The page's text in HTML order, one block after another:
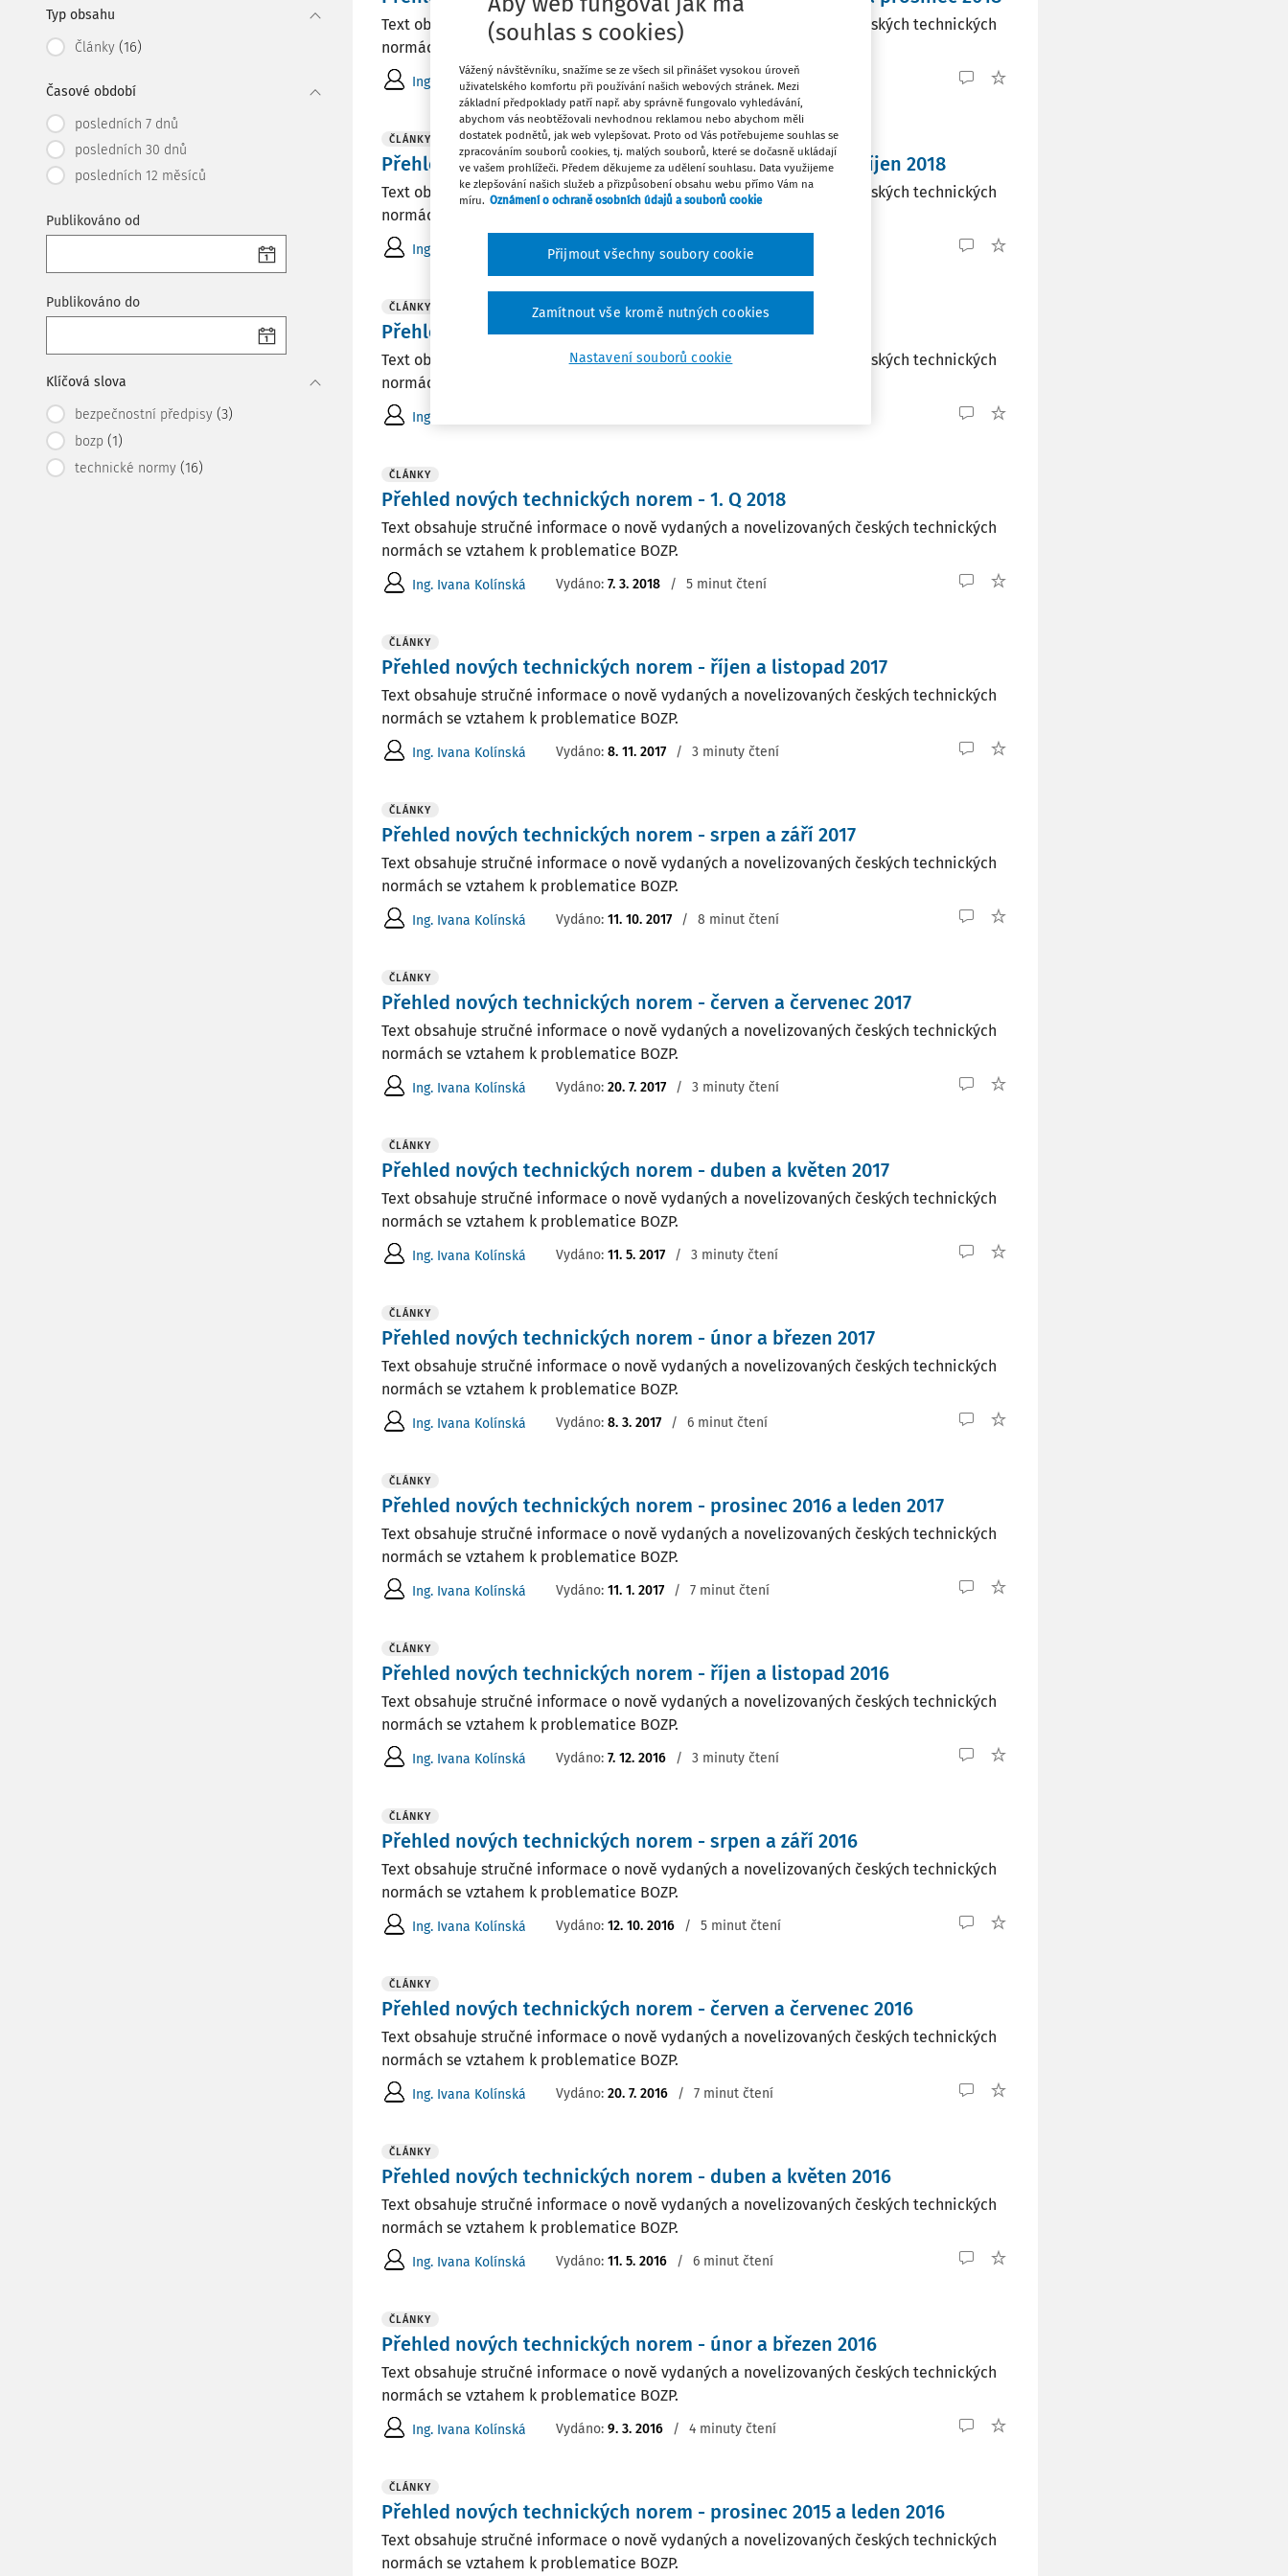
Typ obsahu
Články (16)
Časové období
posledních 7 dnů
posledních 30 dnů
posledních 12 měsíců
Publikováno od
Publikováno do
Klíčová slova
bezpečnostní předpisy (3)
bozp (1)
technické normy (16)
Text obsahuje stručné informace o nově vydaných a novelizovaných českých technických
normách se vztahem k problematice BOZP.
Ing. Ivana Kolínská Vydáno:10. 12. 2018 / 7 minut čtení
ČLÁNKY
Přehled nových českých technických norem červenec-říjen 2018
Text obsahuje stručné informace o nově vydaných a novelizovaných českých technických
normách se vztahem k problematice BOZP.
Ing. Ivana Kolínská Vydáno:10. 10. 2018 / 8 minut čtení
ČLÁNKY
Přehled nových technických norem - 2.Q 2018
Text obsahuje stručné informace o nově vydaných a novelizovaných českých technických
normách se vztahem k problematice BOZP.
Ing. Ivana Kolínská
ČLÁNKY
Přehled nových technických norem - 1. Q 2018
Text obsahuje stručné informace o nově vydaných a novelizovaných českých technických
normách se vztahem k problematice BOZP.
Ing. Ivana Kolínská Vydáno: 7. 3. 2018 / 5 minut čtení
ČLÁNKY
Přehled nových technických norem - říjen a listopad 2017
Text obsahuje stručné informace o nově vydaných a novelizovaných českých technických
normách se vztahem k problematice BOZP.
Ing. Ivana Kolínská Vydáno: 8. 11. 2017 / 3 minuty čtení
ČLÁNKY
Přehled nových technických norem - srpen a září 2017
Text obsahuje stručné informace o nově vydaných a novelizovaných českých technických
normách se vztahem k problematice BOZP.
Ing. Ivana Kolínská Vydáno: 11. 10. 2017 / 8 minut čtení
ČLÁNKY
Přehled nových technických norem - červen a červenec 2017
Text obsahuje stručné informace o nově vydaných a novelizovaných českých technických
normách se vztahem k problematice BOZP.
Ing. Ivana Kolínská Vydáno: 20. 7. 2017 / 3 minuty čtení
ČLÁNKY
Přehled nových technických norem - duben a květen 2017
Text obsahuje stručné informace o nově vydaných a novelizovaných českých technických
normách se vztahem k problematice BOZP.
Ing. Ivana Kolínská Vydáno: 11. 5. 2017 / 3 minuty čtení
ČLÁNKY
Přehled nových technických norem - únor a březen 2017
Text obsahuje stručné informace o nově vydaných a novelizovaných českých technických
normách se vztahem k problematice BOZP.
Ing. Ivana Kolínská Vydáno: 8. 3. 2017 / 6 minut čtení
ČLÁNKY
Přehled nových technických norem - prosinec 2016 a leden 2017
Text obsahuje stručné informace o nově vydaných a novelizovaných českých technických
normách se vztahem k problematice BOZP.
Ing. Ivana Kolínská Vydáno: 11. 1. 2017 / 7 minut čtení
ČLÁNKY
Přehled nových technických norem - říjen a listopad 2016
Text obsahuje stručné informace o nově vydaných a novelizovaných českých technických
normách se vztahem k problematice BOZP.
Ing. Ivana Kolínská Vydáno: 7. 12. 2016 / 3 minuty čtení
ČLÁNKY
Přehled nových technických norem - srpen a září 2016
Text obsahuje stručné informace o nově vydaných a novelizovaných českých technických
normách se vztahem k problematice BOZP.
Ing. Ivana Kolínská Vydáno: 12. 10. 2016 / 5 minut čtení
ČLÁNKY
Přehled nových technických norem - červen a červenec 2016
Text obsahuje stručné informace o nově vydaných a novelizovaných českých technických
normách se vztahem k problematice BOZP.
Ing. Ivana Kolínská Vydáno: 20. 7. 2016 / 7 minut čtení
ČLÁNKY
Přehled nových technických norem - duben a květen 2016
Text obsahuje stručné informace o nově vydaných a novelizovaných českých technických
normách se vztahem k problematice BOZP.
Ing. Ivana Kolínská Vydáno: 11. 5. 2016 / 6 minut čtení
ČLÁNKY
Přehled nových technických norem - únor a březen 2016
Text obsahuje stručné informace o nově vydaných a novelizovaných českých technických
normách se vztahem k problematice BOZP.
Ing. Ivana Kolínská Vydáno: 9. 3. 2016 / 4 minuty čtení
ČLÁNKY
Přehled nových technických norem - prosinec 2015 a leden 2016
Text obsahuje stručné informace o nově vydaných a novelizovaných českých technických
normách se vztahem k problematice BOZP.
(souhlas s cookies)
Vážený návštěvníku, snažíme se ze všech sil přinášet vysokou úroveň
uživatelského komfortu při používání našich webových stránek. Mezi
základní předpoklady patří např. aby správně fungovalo vyhledávání,
abychom vás neobtěžovali nevhodnou reklamou nebo abychom měli
dostatek podnětů, jak web vylepšovat. Proto od Vás potřebujeme souhlas se
zpracováním souborů cookies, tj. malých souborů, které se dočasně ukládají
ve vašem prohlížeči. Předem děkujeme za udělení souhlasu. Data využijeme
ke zlepšování našich služeb a přizpůsobení obsahu webu přímo Vám na
míru. Oznámení o ochraně osobních údajů a souborů cookie
Nastavení souborů cookie
Zamítnout vše kromě nutných cookies
Přijmout všechny soubory cookie